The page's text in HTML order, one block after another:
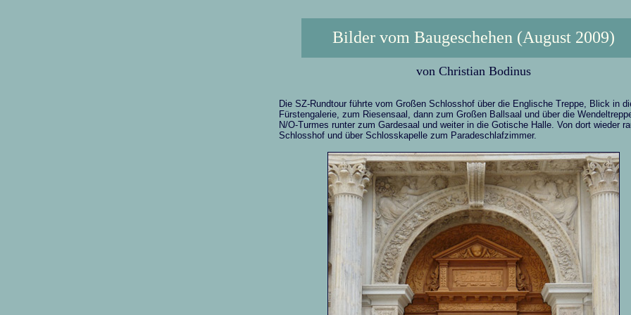
Bilder vom Baugeschehen (August 2009)
von Christian Bodinus
Die SZ-Rundtour führte vom Großen Schlosshof über die Englische Treppe, Blick in
Fürstengalerie, zum Riesensaal, dann zum Großen Ballsaal und über die
N/O-Turmes runter zum Gardesaal und weiter in die Gotische Halle. Von dort wieder
Schlosshof und über Schlosskapelle zum Paradeschlafzimmer.